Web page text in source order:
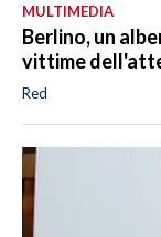
MULTIMEDIA
Berlino, un
vittime
Red